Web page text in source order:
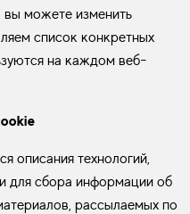
вы можете изменить
список конкретных
на каждом веб-
описания технологий,
для сбора информации об
рассылаемых по